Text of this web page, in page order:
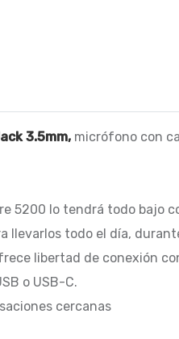
3.5mm, micrófono con
5200 lo tendrá todo
todo el día,
libertad de conexión
o USB-C.
cercanas